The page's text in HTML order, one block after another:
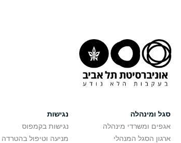
סגל ומינהלה
אגפים ומשרדי מינהלה
ארגון הסגל המנהלי
נגישות
נגישות בקמפוס
מניעה וטיפול בהטרדה